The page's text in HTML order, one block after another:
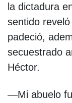
la dictadura
sentido
padeció,
secuestrado
Héctor.
—Mi abuelo